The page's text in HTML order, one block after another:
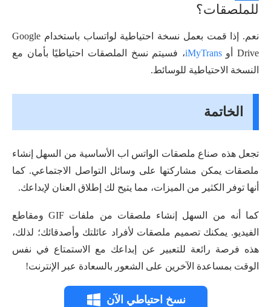
للملصقات؟
نعم. إذا قمت بعمل نسخة احتياطية لواتساب باستخدام Google
Drive أو
iMyTrans، فسيتم نسخ الملصقات احتياطيًا بأمان مع
النسخة الاحتياطية للوسائط.
الخاتمة
تجعل هذه صناع ملصقات الواتس اب الأساسية من السهل إنشاء
ملصقات يمكن مشاركتها على وسائل التواصل الاجتماعي. كما
أنها توفر الكثير من الميزات، مما يتيح لك إطلاق العنان لإبداعك.
كما أنه من السهل إنشاء ملصقات من ملفات GIF ومقاطع
الفيديو. يمكنك تصميم ملصقات لأفراد عائلتك وأصدقائك؛ لذلك،
هذه فرصة رائعة للتعبير عن إبداعك مع الاستمتاع في نفس
الوقت بمساعدة الآخرين على الشعور بالسعادة عبر الإنترنت!
نسخ احتياطي الآن